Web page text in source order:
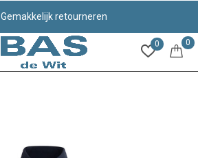
0 0
Gemakkelijk retourneren